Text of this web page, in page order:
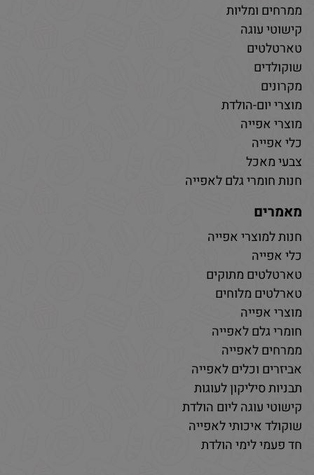
ממרחים ומליות
קישוטי עוגה
טארטלטים
שוקולדים
מקרונים
מוצרי יום-הולדת
מוצרי אפייה
כלי אפייה
צבעי מאכל
חנות חומרי גלם לאפייה
מאמרים
חנות למוצרי אפייה
כלי אפייה
טארטלטים מתוקים
טארלטים מלוחים
מוצרי אפייה
חומרי גלם לאפייה
ממרחים לאפייה
אביזרים וכלים לאפייה
תבניות סיליקון לעוגות
קישוטי עוגה ליום הולדת
שוקולד איכותי לאפייה
חד פעמי לימי הולדת